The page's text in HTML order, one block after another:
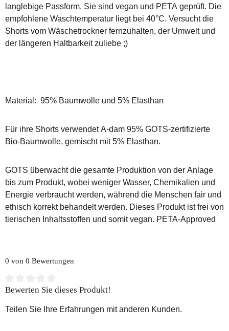
langlebige Passform. Sie sind vegan und PETA geprüft. Die
empfohlene Waschtemperatur liegt bei 40°C. Versucht die
Shorts vom Wäschetrockner fernzuhalten, der Umwelt und
der längeren Haltbarkeit zuliebe ;)
Material: 95% Baumwolle und 5% Elasthan
Für ihre Shorts verwendet A-dam 95% GOTS-zertifizierte
Bio-Baumwolle, gemischt mit 5% Elasthan.
GOTS überwacht die gesamte Produktion von der Anlage
bis zum Produkt, wobei weniger Wasser, Chemikalien und
Energie verbraucht werden, während die Menschen fair und
ethisch korrekt behandelt werden. Dieses Produkt ist frei von
tierischen Inhaltsstoffen und somit vegan. PETA-Approved
0 von 0 Bewertungen
Durchschnittliche Bewertung von 0 von 5 Sternen
Bewerten Sie dieses Produkt!
Teilen Sie Ihre Erfahrungen mit anderen Kunden.